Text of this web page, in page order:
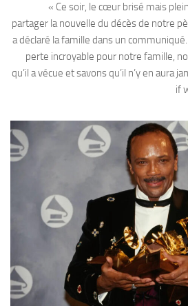
« Ce soir, le cœur brisé mais
partager la nouvelle du décès de notre
a déclaré la famille dans un communiqué.
perte incroyable pour notre famille,
qu’il a vécue et savons qu’il n’y en aura
if